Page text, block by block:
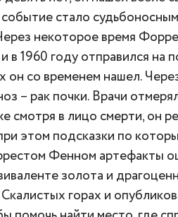
стало
некоторое время
1960 году отправился на
со временем нашел.
– рак почки. Врачи
смотря в лицо смерти, он
этом подсказки по
Фенном артефакты
золота и
горах и